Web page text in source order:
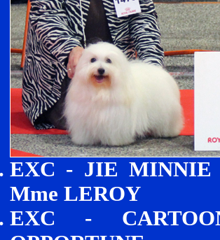
EXC - JIE MINNIE
Mme LEROY
EXC -